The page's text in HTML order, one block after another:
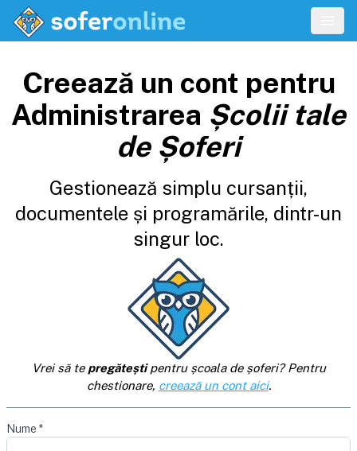
Creează un cont pentru
Administrarea Școlii tale
de Șoferi
Gestionează simplu cursanții,
documentele și programările, dintr-un
singur loc.
Vrei să te pregăteștipentru școala de șoferi? Pentru
chestionare, creează un cont aici.
Nume *